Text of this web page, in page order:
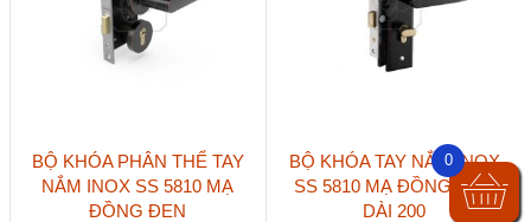
BỘ KHÓA PHÂN THỂ TAY
NẮM INOX SS 5810 MẠ
ĐỒNG ĐEN
BỘ KHÓA TAY NẮM INOX
SS 5810 MẠ ĐỒNG ĐEN
DÀI 200
0